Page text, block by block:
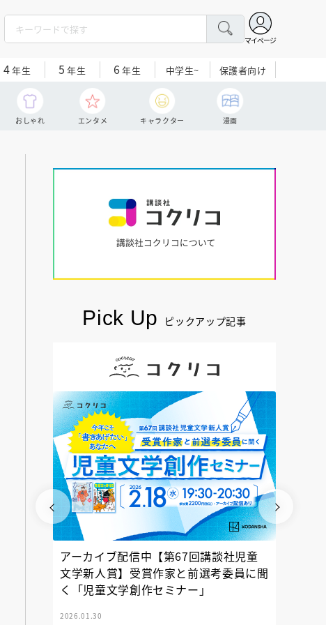
マイページ
4年生 5 年生 6年生 中学生~ 保護者向け
おしゃれ エンタメ キャラクター 漫画
Pick Up ピックアップ記事
アーカイブ配信中【第67回講談社児童
文学新人賞】受賞作家と前選考委員に聞
く「児童文学創作セミナー」
2026.01.30